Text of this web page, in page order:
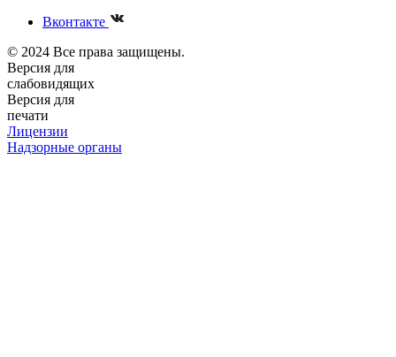
Вконтакте
© 2024 Все права защищены.
Версия для
слабовидящих
Версия для
печати
Лицензии
Надзорные органы